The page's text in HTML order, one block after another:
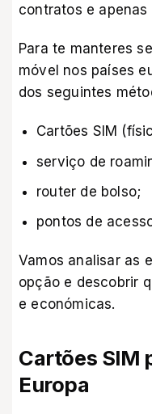
contratos e apenas
Para te manteres
móvel nos países
dos seguintes
Cartões SIM
serviço de
router de bolso;
pontos de
Vamos analisar as
opção e descobrir
e económicas.
Cartões SIM
Europa